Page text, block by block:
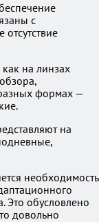
с
как на линзах
формах —
на
необходимость
Это обусловлено
довольно